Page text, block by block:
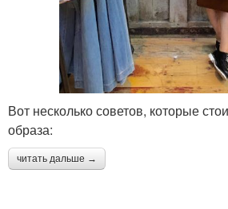
Вот несколько советов, которые
образа:
читать дальше →